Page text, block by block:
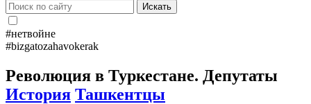
Искать
#нетвойне
#bizgatozahavokerak
Революция в Туркестане. Депутаты
История Ташкентцы